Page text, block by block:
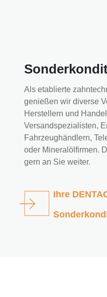
Als etablierte
genießen wir diverse
Herstellern und
Versandspezialisten,
Fahrzeughändlern,
oder Mineralölfirmen.
gern an Sie weiter.
Ihre